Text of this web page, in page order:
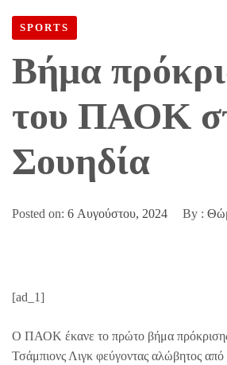
SPORTS
Βήμα
του ΠΑΟΚ
Σουηδία
Posted on: 6 Αυγούστου, 2024 By :
[ad_1]
Ο ΠΑΟΚ έκανε το πρώτο βήμα
Τσάμπιονς Λιγκ φεύγοντας αλώβητος από